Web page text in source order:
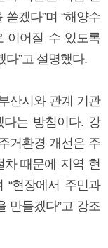
겠다”며 “해양수
이어질 수 있도록
다”고 설명했다.
산시와 관계 기관
는 방침이다. 강
거환경 개선은 주
때문에 지역 현
“현장에서 주민과
만들겠다”고 강조